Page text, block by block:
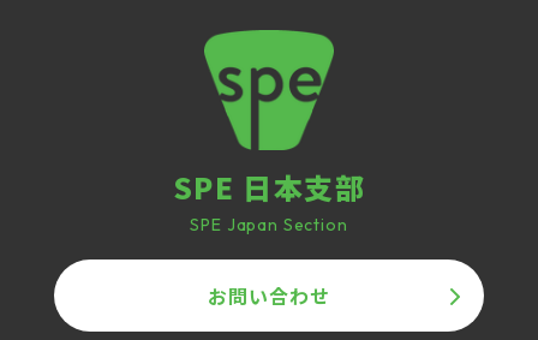
SPE 日本支部
SPE Japan Section
お問い合わせ